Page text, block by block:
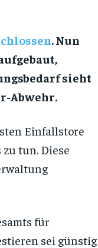
. Nun
sieht
Abwehr.
Einfallstore
tun. Diese
für
sei günstig